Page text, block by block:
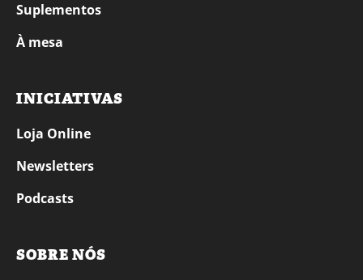
Suplementos
À mesa
INICIATIVAS
Loja Online
Newsletters
Podcasts
SOBRE NÓS